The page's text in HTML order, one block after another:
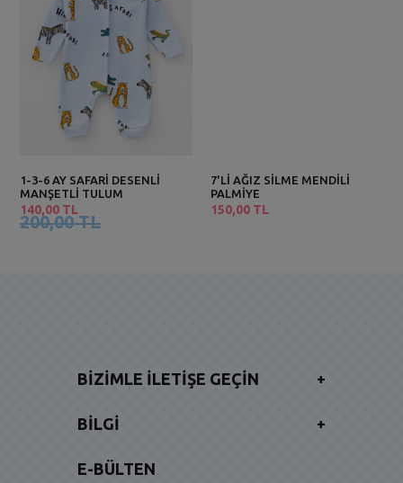
1-3-6 AY SAFARİ DESENLİ
MANŞETLİ TULUM
140,00 TL
200,00 TL
7'Lİ AĞIZ SİLME MENDİLİ
PALMİYE
150,00 TL
BIZIMLE İLETIŞE GEÇIN +
BILGI +
E-BÜLTEN